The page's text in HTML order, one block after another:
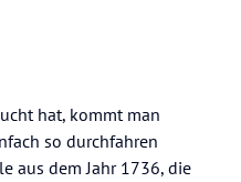
hat, kommt man
so durchfahren
aus dem Jahr 1736, die